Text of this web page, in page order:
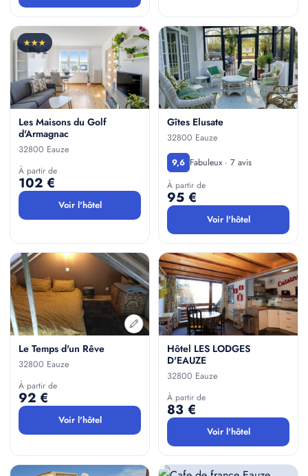
★★★
Les Maisons du Golf
d'Armagnac
32800 Eauze
À partir de
102 €
Voir l'hôtel
Gîtes Elusate
32800 Eauze
9,6 Fabuleux · 7 avis
À partir de
95 €
Voir l'hôtel
Le Temps d'un Rêve
32800 Eauze
À partir de
92 €
Voir l'hôtel
Hôtel LES LODGES
D'EAUZE
32800 Eauze
À partir de
83 €
Voir l'hôtel